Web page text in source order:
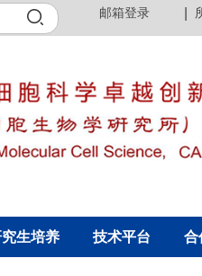
邮箱登录
生培养 技术平台 合